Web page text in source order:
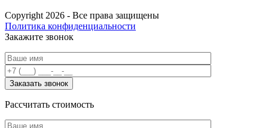
Copyright 2026 - Все права защищены
Политика конфиденциальности
Закажите звонок
Рассчитать стоимость